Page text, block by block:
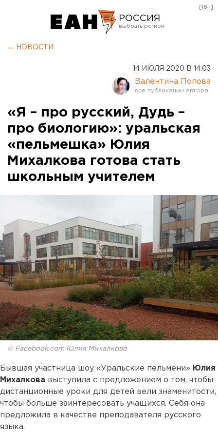
РОССИЯ
Курган
Оренбург
[18+]
← НОВОСТИ
14 ИЮЛЯ 2020 В 14:03
Валентина Попова
«Я – про русский, Дудь –
про биологию»: уральская
«пельмешка» Юлия
Михалкова готова стать
школьным учителем
© Fаcebook.com Юлия Михалкова
Бывшая участница шоу «Уральские пельмени» Юлия
Михалкова выступила с предложением о том, чтобы
дистанционные уроки для детей вели знаменитости,
чтобы больше заинтересовать учащихся. Себя она
предложила в качестве преподавателя русского
языка.